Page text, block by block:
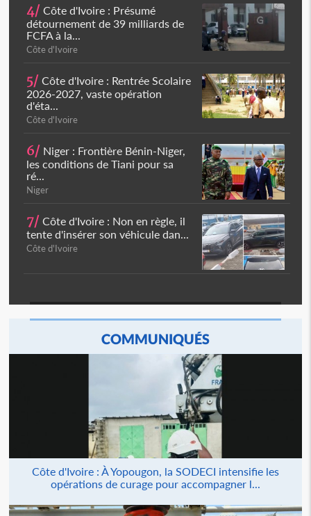
4/ Côte d'Ivoire : Présumé
détournement de 39 milliards de
FCFA à la...
Côte d'Ivoire
5/ Côte d'Ivoire : Rentrée Scolaire
2026-2027, vaste opération
d'éta...
Côte d'Ivoire
6/ Niger : Frontière Bénin-Niger,
les conditions de Tiani pour sa
ré...
Niger
7/ Côte d'Ivoire : Non en règle, il
tente d'insérer son véhicule dan...
Côte d'Ivoire
COMMUNIQUÉS
Côte d'Ivoire : À Yopougon, la SODECI intensifie les
opérations de curage pour accompagner l...